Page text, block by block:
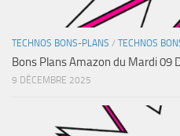
TECHNOS BONS-PLANS / TECHNOS
Bons Plans Amazon du Mardi 09
9 DÉCEMBRE 2025